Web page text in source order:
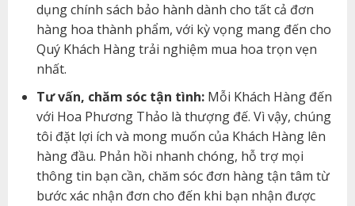
dụng chính sách bảo hành dành cho tất cả đơn
hàng hoa thành phẩm, với kỳ vọng mang đến cho
Quý Khách Hàng trải nghiệm mua hoa trọn vẹn
nhất.
Tư vấn, chăm sóc tận tình:Mỗi Khách Hàng đến
với Hoa Phương Thảo là thượng đế. Vì vậy, chúng
tôi đặt lợi ích và mong muốn của Khách Hàng lên
hàng đầu. Phản hồi nhanh chóng, hỗ trợ mọi
thông tin bạn cần, chăm sóc đơn hàng tận tâm từ
bước xác nhận đơn cho đến khi bạn nhận được